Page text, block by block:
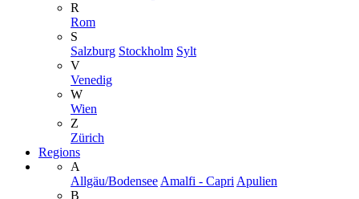
R
Rom
S
Salzburg Stockholm Sylt
V
Venedig
W
Wien
Z
Zürich
Regions
A
Allgäu/Bodensee Amalfi - Capri Apulien
B